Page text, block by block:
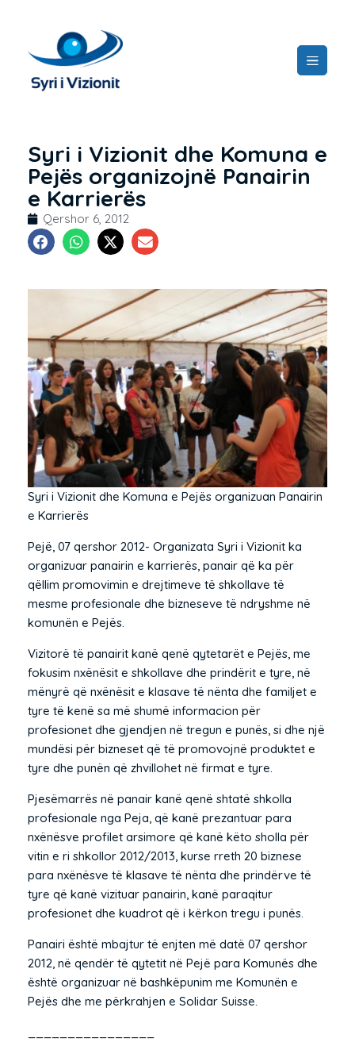
Syri i Vizionit dhe Komuna e
Pejës organizojnë Panairin
e Karrierës
Qershor 6, 2012
Syri i Vizionit dhe Komuna e Pejës organizuan Panairin
e Karrierës
Pejë, 07 qershor 2012- Organizata Syri i Vizionit ka
organizuar panairin e karrierës, panair që ka për
qëllim promovimin e drejtimeve të shkollave të
mesme profesionale dhe bizneseve të ndryshme në
komunën e Pejës.
Vizitorë të panairit kanë qenë qytetarët e Pejës, me
fokusim nxënësit e shkollave dhe prindërit e tyre, në
mënyrë që nxënësit e klasave të nënta dhe familjet e
tyre të kenë sa më shumë informacion për
profesionet dhe gjendjen në tregun e punës, si dhe një
mundësi për bizneset që të promovojnë produktet e
tyre dhe punën që zhvillohet në firmat e tyre.
Pjesëmarrës në panair kanë qenë shtatë shkolla
profesionale nga Peja, që kanë prezantuar para
nxënësve profilet arsimore që kanë këto sholla për
vitin e ri shkollor 2012/2013, kurse rreth 20 biznese
para nxënësve të klasave të nënta dhe prindërve të
tyre që kanë vizituar panairin, kanë paraqitur
profesionet dhe kuadrot që i kërkon tregu i punës.
Panairi është mbajtur të enjten më datë 07 qershor
2012, në qendër të qytetit në Pejë para Komunës dhe
është organizuar në bashkëpunim me Komunën e
Pejës dhe me përkrahjen e Solidar Suisse.